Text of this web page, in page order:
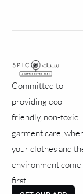
Committed to
providing eco-
friendly, non-toxic
garment care,
your clothes and
environment come
first.